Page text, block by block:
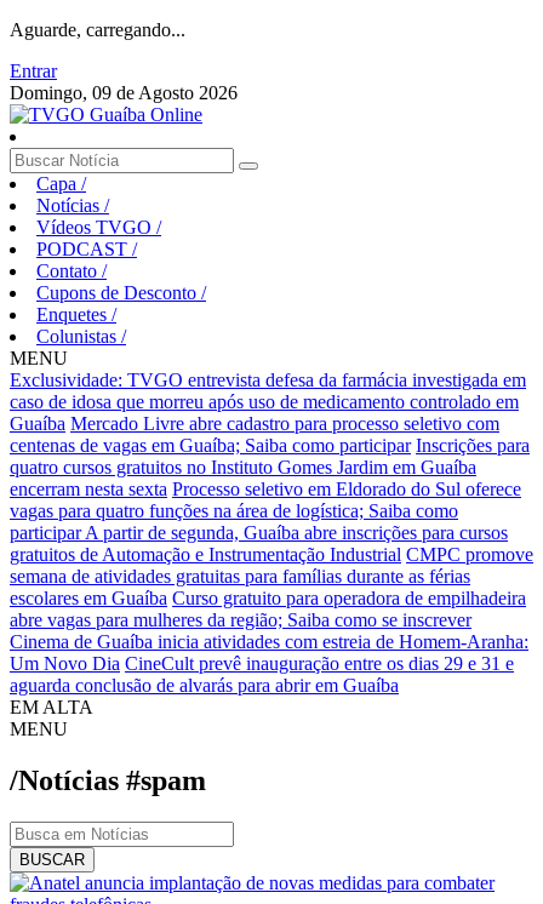
Aguarde, carregando...
Entrar
Domingo, 09 de Agosto 2026
Capa /
Notícias /
Vídeos TVGO /
PODCAST /
Contato /
Cupons de Desconto /
Enquetes /
Colunistas /
MENU
Exclusividade: TVGO entrevista defesa da farmácia investigada em
caso de idosa que morreu após uso de medicamento controlado em
Guaíba Mercado Livre abre cadastro para processo seletivo com
centenas de vagas em Guaíba; Saiba como participar Inscrições para
quatro cursos gratuitos no Instituto Gomes Jardim em Guaíba
encerram nesta sexta Processo seletivo em Eldorado do Sul oferece
vagas para quatro funções na área de logística; Saiba como
participarA partir de segunda, Guaíba abre inscrições para cursos
gratuitos de Automação e Instrumentação Industrial CMPC promove
semana de atividades gratuitas para famílias durante as férias
escolares em Guaíba Curso gratuito para operadora de empilhadeira
abre vagas para mulheres da região; Saiba como se inscrever
Cinema de Guaíba inicia atividades com estreia de Homem-Aranha:
Um Novo Dia CineCult prevê inauguração entre os dias 29 e 31 e
aguarda conclusão de alvarás para abrir em Guaíba
EM ALTA
MENU
/Notícias #spam
BUSCAR